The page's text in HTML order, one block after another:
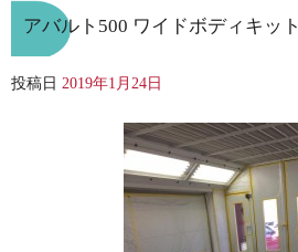
アバルト500 ワイドボディキット
投稿日 2019年1月24日